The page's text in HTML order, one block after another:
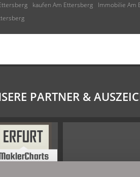
kaufen Am Ettersberg Immobilie Am
PARTNER &